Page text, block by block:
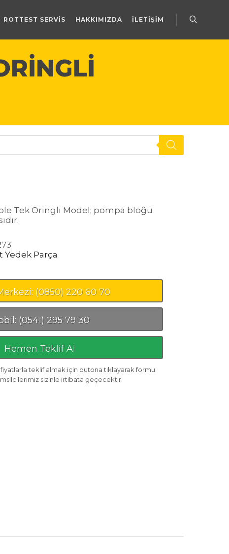
ROTTEST SERVIS HAKKIMIZDA
İLETIŞIM
Tek Oringli Model; pompa bloğu
Yedek Parça
(0850) 220 60 70
(0541) 295 79 30
Hemen Teklif Al
teklif almak için butona tıklayarak formu
sizinle irtibata geçecektir.